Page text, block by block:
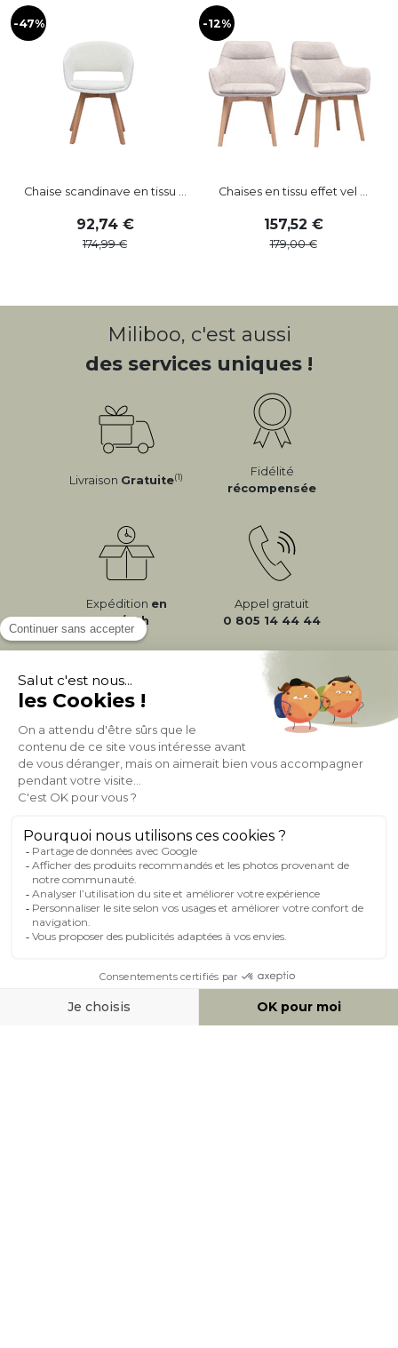
-47%
Chaise scandinave en tissu ...
92,74
174,99
-12%
Chaises en tissu effet vel ...
157,52
179,00
Miliboo, c'est aussi
des services uniques !
Livraison Gratuite(1)
Fidélité
récompensée
Expédition en
24/72h
Appel gratuit
0 805 14 44 44
À PROPOS DE MILIBOO
AIDE & CONTACT